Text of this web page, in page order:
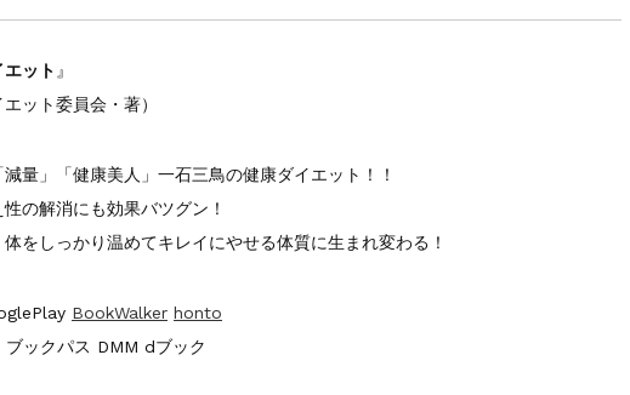
ット 』
エット委員会・著）
減量」「健康美人」一石三鳥の健康ダイエット！！
の解消にも効果バツグン！
をしっかり温めてキレイにやせる体質に生まれ変わる！
BookWalker honto
ブックパス DMM dブック